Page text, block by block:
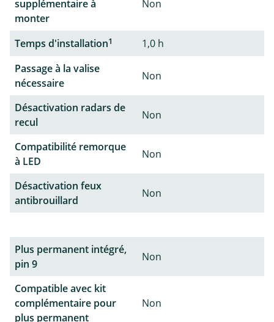
supplémentaire à
monter
Non
Temps d'installation1
1,0 h
Passage à la valise
nécessaire
Non
Désactivation radars de
recul
Non
Compatibilité remorque
à LED
Non
Désactivation feux
antibrouillard
Non
Plus permanent intégré,
pin 9
Non
Compatible avec kit
complémentaire pour
plus permanent
Non